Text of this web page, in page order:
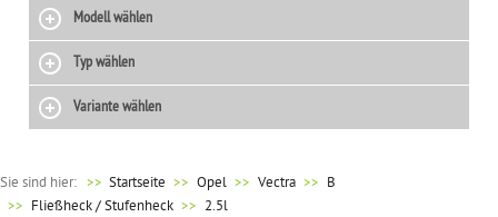
Modell wählen
Typ wählen
Variante wählen
Sie sind hier: >> Startseite Opel Vectra
B
Fließheck / Stufenheck
2.5l